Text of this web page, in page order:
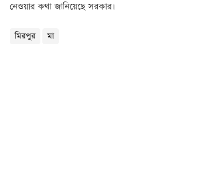
নেওয়ার কথা জানিয়েছে সরকার।
মিরপুর মা